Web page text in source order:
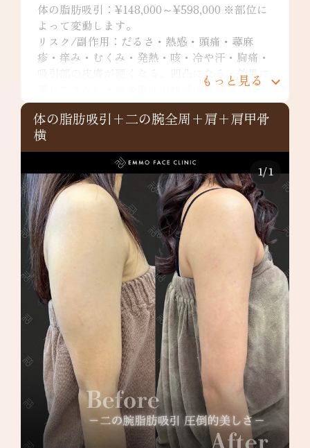
体の脂肪吸引：¥148,000～¥598,000 ※部位に
よって変動します。
リスク/副作用：だるさ・熱感・頭痛・蕁麻
疹・痒み・むくみ・発熱・咳・冷や汗・胸痛・
吸引部の皮膚が硬くなる、凹凸になる・効果に
満足できない・施術箇所の知覚の麻痺・鈍さ、
しびれ・皮膚の色素沈着などを生じることがあ
ります。
二の腕全周：¥349,800～
リスク/副作用：だるさ・熱感・頭痛・蕁麻
疹・痒み・むくみ・発熱・咳・冷や汗・胸痛・
吸引部の皮膚が硬くなる、凹凸になる・効果に
満足できない・施術箇所の知覚の麻痺・鈍さ、
しびれ・皮膚の色素沈着など
肩：¥148,000～
リスク/副作用：だるさ・熱感・頭痛・蕁麻
疹・痒み・むくみ・発熱・咳・冷や汗・胸痛・
吸引部の皮膚が硬くなる、凹凸になる・効果に
満足できない・施術箇所の知覚の麻痺・鈍さ、
しびれ・皮膚の色素沈着などを生じることがあ
ります。
肩甲骨横：¥198,000～
リスク/副作用：だるさ・熱感・頭痛・蕁麻
疹・痒み・むくみ・発熱・咳・冷や汗・胸痛・
吸引部の皮膚が硬くなる、凹凸になる・効果に
満足できない・施術箇所の知覚の麻痺・鈍さ、
しびれ・皮膚の色素沈着などを生じることがあ
ります。
もっと見る
体の脂肪吸引+二の腕全周+肩+肩甲骨
横
1/1